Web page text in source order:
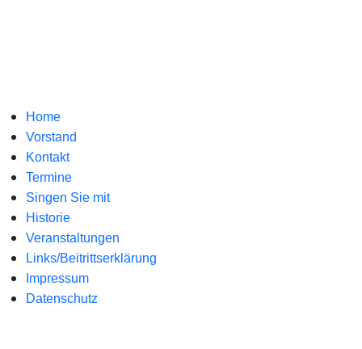
Home
Vorstand
Kontakt
Termine
Singen Sie mit
Historie
Veranstaltungen
Links/Beitrittserklärung
Impressum
Datenschutz